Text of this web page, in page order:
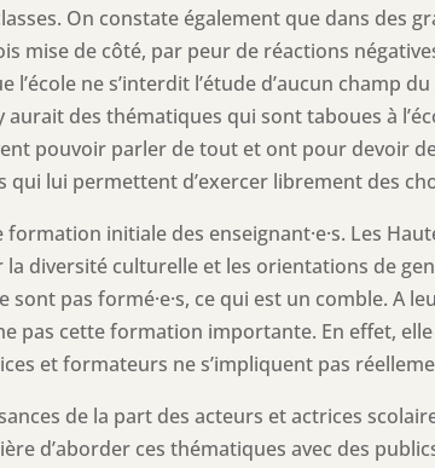
On constate également que dans des
mise de côté, par peur de réactions
ne s’interdit l’étude d’aucun champ
aurait des thématiques qui sont taboues à
pouvoir parler de tout et ont pour devoir
qui lui permettent d’exercer librement des
initiale des enseignant·e·s. Les
la diversité culturelle et les orientations de
sont pas formé·e·s, ce qui est un comble. A
pas cette formation importante. En effet,
et formateurs ne s’impliquent pas
de la part des acteurs et actrices
d’aborder ces thématiques avec des